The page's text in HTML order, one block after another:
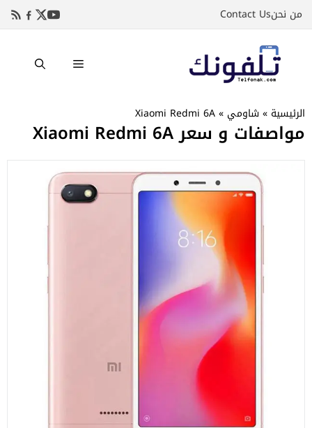
إلىمن نحنContact Us
القائمة
الرئيسية »شاومي »
Xiaomi Redmi 6A
مواصفات و سعر Xiaomi Redmi 6A